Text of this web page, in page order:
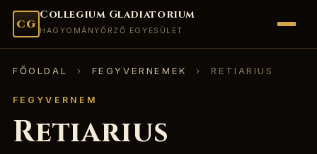
CG
Collegium Gladiatorium
HAGYOMÁNYŐRZŐ EGYESÜLET
Rólunk
FŐOLDAL › FEGYVERNEMEK › RETIARIUS
FEGYVERNEM
Retiarius